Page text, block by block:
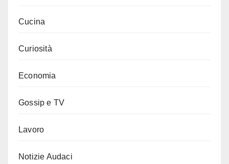
Cucina
Curiosità
Economia
Gossip e TV
Lavoro
Notizie Audaci